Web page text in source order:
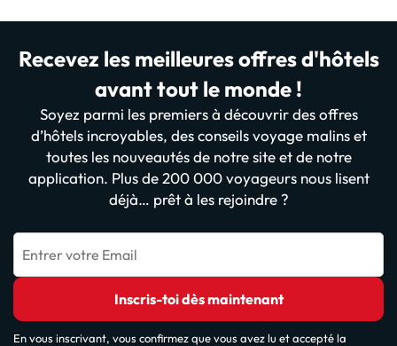
Recevez les meilleures offres d'hôtels
avant tout le monde !
Soyez parmi les premiers à découvrir des offres
d’hôtels incroyables, des conseils voyage malins et
toutes les nouveautés de notre site et de notre
application. Plus de 200 000 voyageurs nous lisent
déjà… prêt à les rejoindre ?
Entrer votre Email
Inscris-toi dès maintenant
En vous inscrivant, vous confirmez que vous avez lu et accepté la